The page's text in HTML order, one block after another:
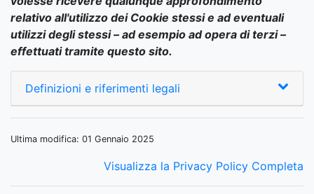
relativo all'utilizzo dei Cookie stessi e ad eventuali
utilizzi degli stessi – ad esempio ad opera di terzi –
effettuati tramite questo sito.
Definizioni e riferimenti legali
Ultima modifica: 01 Gennaio 2025
Visualizza la Privacy Policy Completa